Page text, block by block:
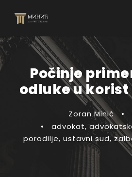
Počinje
odluke u
Zoran Minić •
•
advokat,
porodilje, ustavni sud,